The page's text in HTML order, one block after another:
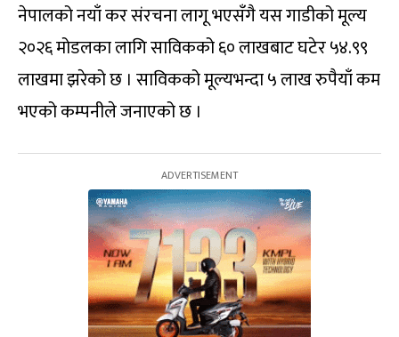
नेपालको नयाँ कर संरचना लागू भएसँगै यस गाडीको मूल्य
२०२६ मोडलका लागि साविकको ६० लाखबाट घटेर ५४.९९
लाखमा झरेको छ । साविकको मूल्यभन्दा ५ लाख रुपैयाँ कम
भएको कम्पनीले जनाएको छ ।